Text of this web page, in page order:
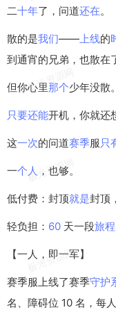
二十年了，问道还在。
散的是我们—— 上线的
到通宵的兄弟，也散在
但你心里那个少年没散。
只要还能开机，你就还
这一次的问道赛季服只
一个人 ，也够。
低付费：封顶就是封顶，
轻负担： 60 天一段旅程
【一人，即一军】
赛季服上线了赛季守护
名、障碍位 10 名，每人